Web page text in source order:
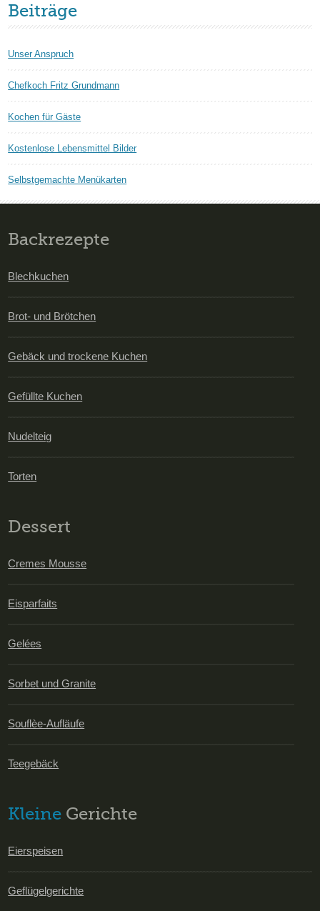
Beiträge
Unser Anspruch
Chefkoch Fritz Grundmann
Kochen für Gäste
Kostenlose Lebensmittel Bilder
Selbstgemachte Menükarten
Backrezepte
Blechkuchen
Brot- und Brötchen
Gebäck und trockene Kuchen
Gefüllte Kuchen
Nudelteig
Torten
Dessert
Cremes Mousse
Eisparfaits
Gelées
Sorbet und Granite
Souflèe-Aufläufe
Teegebäck
Kleine Gerichte
Eierspeisen
Geflügelgerichte